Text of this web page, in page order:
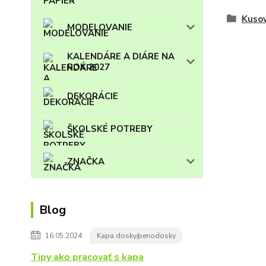
MODELOVANIE
KALENDÁRE A DIÁRE NA
ROK 2027
DEKORÁCIE
ŠKOLSKÉ POTREBY
ZNAČKA
Blog
16.05.2024 Kapa dosky/penodosky
Tipy ako pracovať s kapa